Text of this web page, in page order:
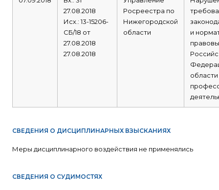
27.08.2018
Исх.: 13-15206-
СБ/18 от
27.08.2018
27.08.2018
Росреестра по
Нижегородской
области
и
области
СВЕДЕНИЯ О ДИСЦИПЛИНАРНЫХ ВЗЫСКАНИЯХ
Меры дисциплинарного воздействия не применялись
СВЕДЕНИЯ О СУДИМОСТЯХ